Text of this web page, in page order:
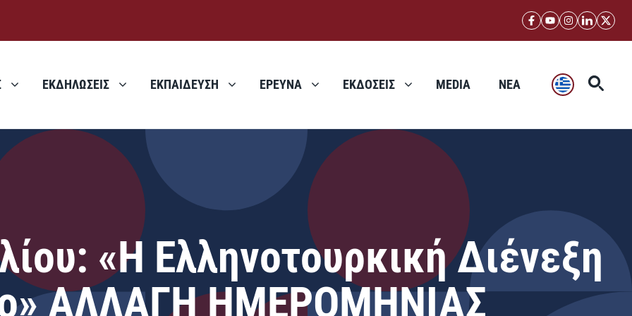
ΕΚΔΗΛΩΣΕΙΣ ΕΚΠΑΙΔΕΥΣΗ ΕΡΕΥΝΑ ΕΚΔΟΣΕΙΣ MEDIA ΝΕΑ
«Η Ελληνοτουρκική Διένεξη
ΑΛΛΑΓΗ ΗΜΕΡΟΜΗΝΙΑΣ